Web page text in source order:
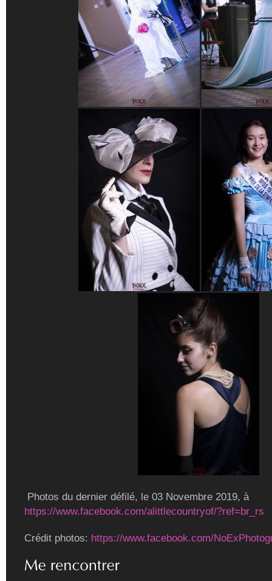
Photos du dernier défilé, le 03 Novembre 2019, à
https://www.facebook.com/alittlecountryof/?ref=br_rs
Crédit photos: https://www.facebook.com/